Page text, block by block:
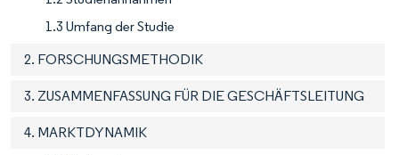
1.3 Umfang der Studie
2. FORSCHUNGSMETHODIK
3. ZUSAMMENFASSUNG FÜR DIE GESCHÄFTSLEITUNG
4. MARKTDYNAMIK